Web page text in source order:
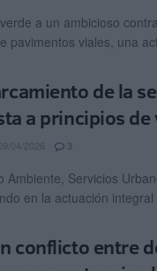
a un ambicioso
pavimentos viales, una
de la
a principios de
3
Ambiente, Servicios
en la actuación
conflicto entre